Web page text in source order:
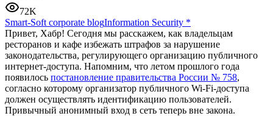
72K
Smart-Soft corporate blogInformation Security *
Привет, Хабр! Сегодня мы расскажем, как владельцам
ресторанов и кафе избежать штрафов за нарушение
законодательства, регулирующего организацию публичного
интернет-доступа. Напомним, что летом прошлого года
появилось постановление правительства России № 758,
согласно которому организатор публичного Wi-Fi-доступа
должен осуществлять идентификацию пользователей.
Привычный анонимный вход в сеть теперь вне закона.